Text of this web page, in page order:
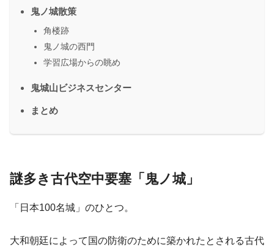
鬼ノ城散策
角楼跡
鬼ノ城の西門
学習広場からの眺め
鬼城山ビジネスセンター
まとめ
謎多き古代空中要塞「鬼ノ城」
「日本100名城」のひとつ。
大和朝廷によって国の防衛のために築かれたとされる古代